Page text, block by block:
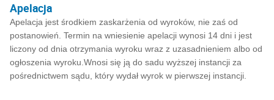
Apelacja
Apelacja jest środkiem zaskarżenia od wyroków, nie zaś od
postanowień. Termin na wniesienie apelacji wynosi 14 dni i jest
liczony od dnia otrzymania wyroku wraz z uzasadnieniem albo od
ogłoszenia wyroku.Wnosi się ją do sadu wyższej instancji za
pośrednictwem sądu, który wydał wyrok w pierwszej instancji.